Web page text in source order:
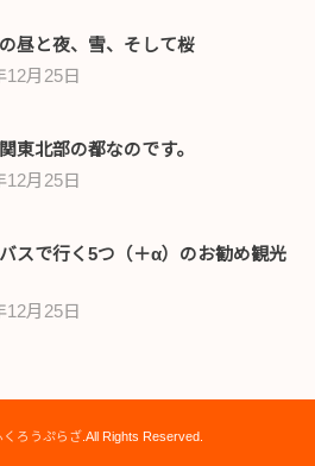
昼と夜、雪、そして桜
12月25日
東北部の都なのです。
12月25日
スで行く5つ（＋α）のお勧め観光
12月25日
くろうぷらざ .All Rights Reserved.